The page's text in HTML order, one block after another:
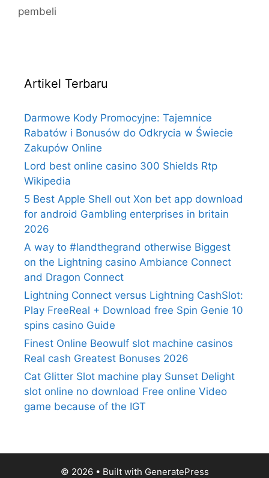
pembeli
Artikel Terbaru
Darmowe Kody Promocyjne: Tajemnice
Rabatów i Bonusów do Odkrycia w Świecie
Zakupów Online
Lord best online casino 300 Shields Rtp
Wikipedia
5 Best Apple Shell out Xon bet app download
for android Gambling enterprises in britain
2026
A way to #landthegrand otherwise Biggest
on the Lightning casino Ambiance Connect
and Dragon Connect
Lightning Connect versus Lightning CashSlot:
Play FreeReal + Download free Spin Genie 10
spins casino Guide
Finest Online Beowulf slot machine casinos
Real cash Greatest Bonuses 2026
Cat Glitter Slot machine play Sunset Delight
slot online no download Free online Video
game because of the IGT
© 2026 • Built with GeneratePress